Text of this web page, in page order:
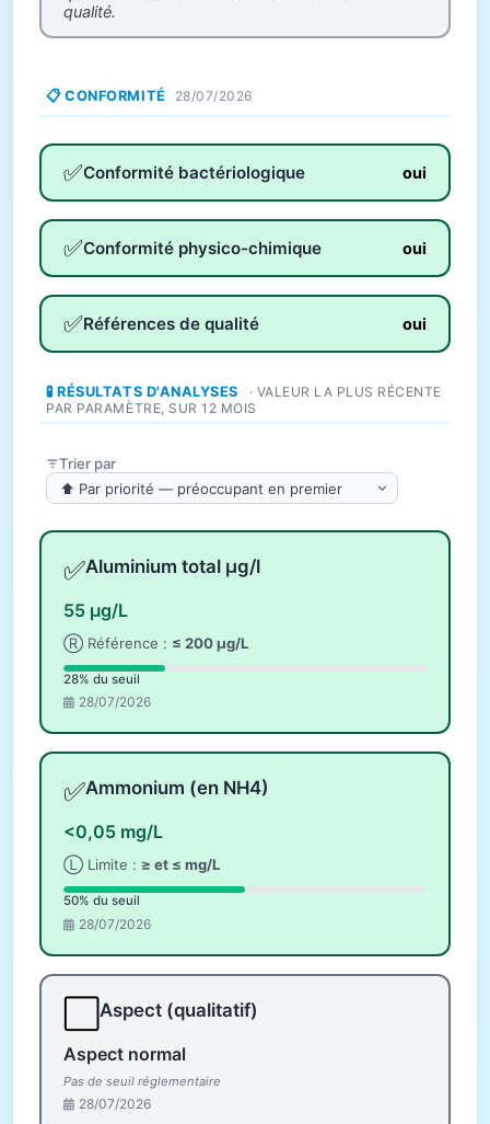
qualité.
📋 CONFORMITÉ 28/07/2026
✅Conformité bactériologique oui
✅Conformité physico-chimique oui
✅Références de qualité oui
🧪 RÉSULTATS D'ANALYSES
· VALEUR LA PLUS RÉCENTE
PAR PARAMÈTRE, SUR 12 MOIS
Trier par
✅Aluminium total µg/l
55 µg/L
Ⓡ Référence : ≤ 200 µg/L
28% du seuil
28/07/2026
✅Ammonium (en NH4)
<0,05 mg/L
Ⓛ Limite : ≥ et ≤ mg/L
50% du seuil
28/07/2026
Aspect (qualitatif)
Aspect normal
Pas de seuil réglementaire
28/07/2026